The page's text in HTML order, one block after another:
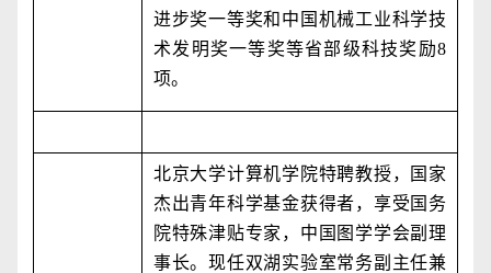
进步奖一等奖和中国机械工业科学技
术发明奖一等奖等省部级科技奖励8
项。
北京大学计算机学院特聘教授，国家
杰出青年科学基金获得者，享受国务
院特殊津贴专家，中国图学学会副理
事长。现任双湖实验室常务副主任兼